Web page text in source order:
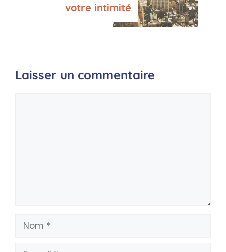
votre intimité
Laisser un commentaire
Nom